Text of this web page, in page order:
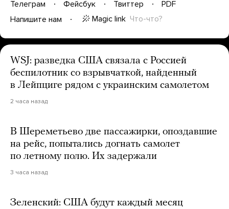
Телеграм Фейсбук Твиттер
PDF
Напишите нам
Magic link Что-что?
WSJ: разведка США связала с Россией
беспилотник со взрывчаткой, найденный
в Лейпциге рядом с украинским самолетом
2 часа назад
В Шереметьево две пассажирки, опоздавшие
на рейс, попытались догнать самолет
по летному полю. Их задержали
3 часа назад
Зеленский: США будут каждый месяц